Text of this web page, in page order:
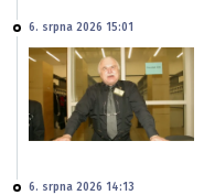
6. srpna 2026 15:01
6. srpna 2026 14:13